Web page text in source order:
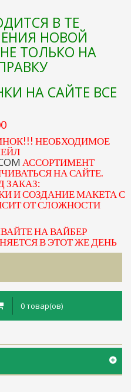
В ТЕ
НОВОЙ
ТОЛЬКО НА
НА САЙТЕ ВСЕ
НЕОБХОДИМОЕ
АССОРТИМЕНТ
НА САЙТЕ.
ЗАКАЗ:
И СОЗДАНИЕ МАКЕТА С
ОТ СЛОЖНОСТИ
НА ВАЙБЕР
В ЭТОТ ЖЕ ДЕНЬ
0 товар(ов)